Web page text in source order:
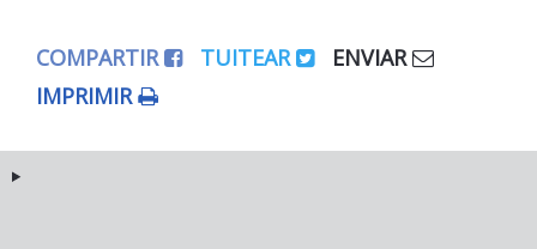
COMPARTIR TUITEAR
ENVIAR
IMPRIMIR